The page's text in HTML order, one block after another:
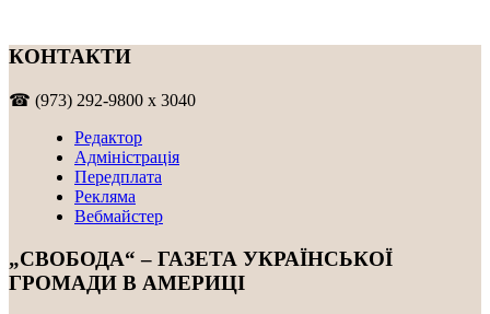
КОНТАКТИ
☎ (973) 292-9800 x 3040
Редактор
Адміністрація
Передплата
Рекляма
Вебмайстер
„СВОБОДА“ – ГАЗЕТА УКРАЇНСЬКОЇ
ГРОМАДИ В АМЕРИЦІ